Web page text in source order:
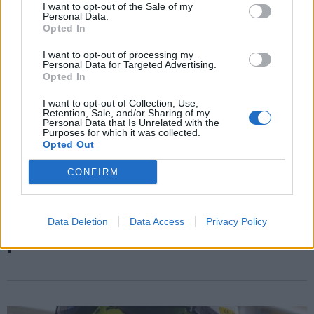
I want to opt-out of the Sale of my
Personal Data.
Opted In
I want to opt-out of processing my
Personal Data for Targeted Advertising.
Opted In
I want to opt-out of Collection, Use,
Retention, Sale, and/or Sharing of my
Personal Data that Is Unrelated with the
Purposes for which it was collected.
Opted Out
CONFIRM
Data Deletion Data Access Privacy Policy
ecco la mappa dei rifugi climatici in
provincia di Varese